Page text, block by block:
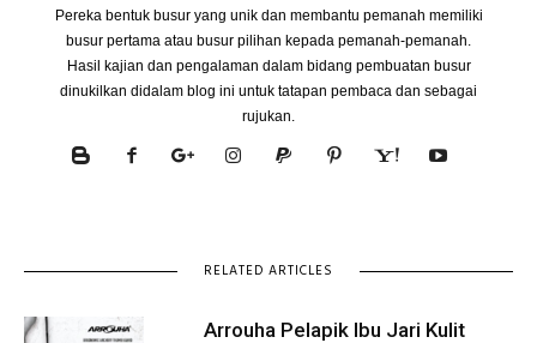
Pereka bentuk busur yang unik dan membantu pemanah memiliki
busur pertama atau busur pilihan kepada pemanah-pemanah.
Hasil kajian dan pengalaman dalam bidang pembuatan busur
dinukilkan didalam blog ini untuk tatapan pembaca dan sebagai
rujukan.
RELATED ARTICLES
Arrouha Pelapik Ibu Jari Kulit